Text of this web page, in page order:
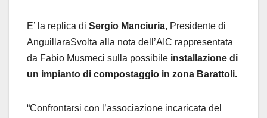
E’ la replica di Sergio Manciuria, Presidente di
AnguillaraSvolta alla nota dell’AIC rappresentata
da Fabio Musmeci sulla possibile installazione di
un impianto di compostaggio in zona Barattoli.
“Confrontarsi con l’associazione incaricata del